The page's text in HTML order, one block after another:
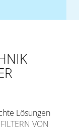
Lösungen
VON